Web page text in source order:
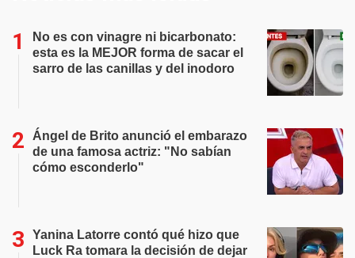
No es con vinagre ni bicarbonato:
esta es la MEJOR forma de sacar el
sarro de las canillas y del inodoro
Ángel de Brito anunció el embarazo
de una famosa actriz: "No sabían
cómo esconderlo"
Yanina Latorre contó qué hizo que
Luck Ra tomara la decisión de dejar